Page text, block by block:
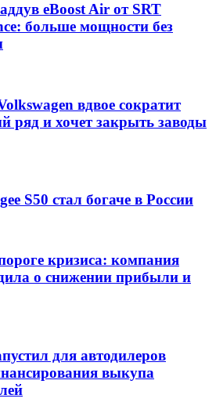
eBoost Air от SRT
больше мощности без
вдвое сократит
ряд и хочет закрыть заводы
S50 стал богаче в России
кризиса: компания
о снижении прибыли и
для автодилеров
выкупа